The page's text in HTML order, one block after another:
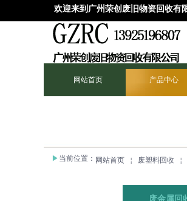
欢迎来到广州荣创废旧物资回收有
网站首页 产品中心
▶ 当前位置 ： 网站首页 ￤ 废塑料回收 ￤
废金属回